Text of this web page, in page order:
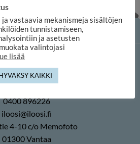
0400 896226
iloosi@iloosi.fi
4-10 c/o Memofoto
01300 Vantaa
vastaavia mekanismeja sisältöjen
tunnistamiseen,
ja asetusten
valintojasi
lisää
KAIKKI